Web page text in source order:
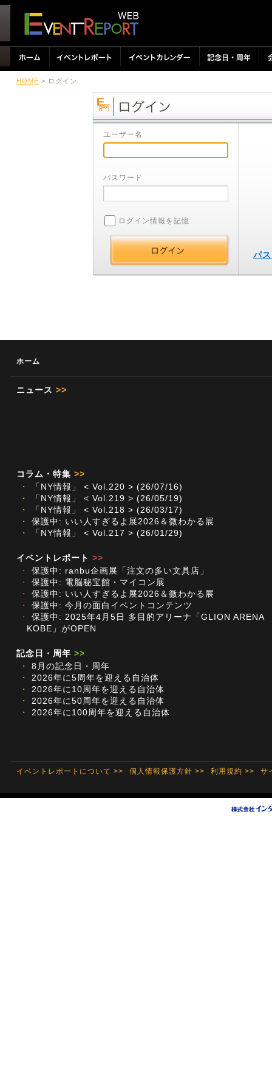
HOME > ログイン
ユーザー名
パスワード
ログイン情報を記憶
パ
ホーム
ニュース >>
コラム・特集 >>
・
「NY情報」 < Vol.220 > (26/07/16)
・
「NY情報」 < Vol.219 > (26/05/19)
・
「NY情報」 < Vol.218 > (26/03/17)
・
保護中: いい人すぎるよ展2026＆微わかる展
・
「NY情報」 < Vol.217 > (26/01/29)
イベントレポート >>
・
保護中: ranbu企画展「注文の多い文具店」
・
保護中: 電脳秘宝館・マイコン展
・
保護中: いい人すぎるよ展2026＆微わかる展
・
保護中: 今月の面白イベントコンテンツ
・
保護中: 2025年4月5日 多目的アリーナ「GLION ARENA
KOBE」がOPEN
記念日・周年 >>
・
8月の記念日・周年
・
2026年に5周年を迎える自治体
・
2026年に10周年を迎える自治体
・
2026年に50周年を迎える自治体
・
2026年に100周年を迎える自治体
イベントレポートについて >> 個人情報保護方針 >> 利用規約 >> サ